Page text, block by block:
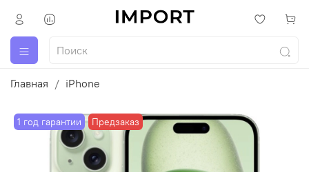
Главная iPhone
1 год гарантии Предзаказ